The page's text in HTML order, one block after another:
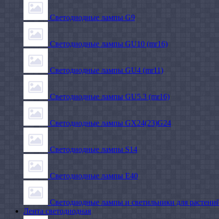
Светодиодные лампы G9
Светодиодные лампы GU10 (mr16)
Светодиодные лампы GU4 (mr11)
Светодиодные лампы GU5.3 (mr16)
Светодиодные лампы GX24(23)G24
Светодиодные лампы S14
Светодиодные лампы Е40
Светодиодные лампы и светильники для
Лента светодиодная